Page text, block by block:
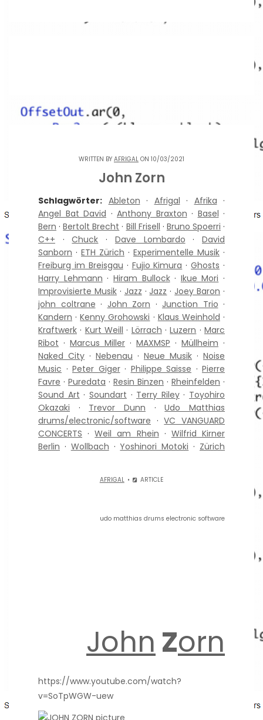
WRITTEN BY AFRIGAL ON 10/03/2021
John Zorn
Schlagwörter: Ableton · Afrigal · Afrika ·
Angel Bat David · Anthony Braxton · Basel ·
Bern ·Bertolt Brecht · Bill Frisell · Bruno Spoerri ·
C++ ·Chuck · Dave Lombardo ·David
Sanborn · ETH Zürich · Experimentelle Musik ·
Freiburg im Breisgau · Fujio Kimura ·Ghosts ·
Harry Lehmann · Hiram Bullock· Ikue Mori ·
Improvisierte Musik· Jazz · Jazz · Joey Baron ·
john coltrane · John Zorn · Junction Trio ·
Kandern ·Kenny Grohowski · Klaus Weinhold ·
Kraftwerk · Kurt Weill · Lörrach ·Luzern ·Marc
Ribot · Marcus Miller · MAXMSP · Müllheim ·
Naked City · Nebenau · Neue Musik · Noise
Music · Peter Giger· Philippe Saisse · Pierre
Favre · Puredata · Resin Binzen · Rheinfelden ·
Sound Art · Soundart · Terry Riley· Toyohiro
Okazaki · Trevor Dunn ·Udo Matthias
drums/electronic/software ·VC VANGUARD
CONCERTS ·Weil am Rhein · Wilfrid Kirner
Berlin · Wollbach ·Yoshinori Motoki · Zürich
AFRIGAL ARTICLE
udo matthias drums electronic software
John Zorn
https://www.youtube.com/watch?
v=SoTpWGW-uew